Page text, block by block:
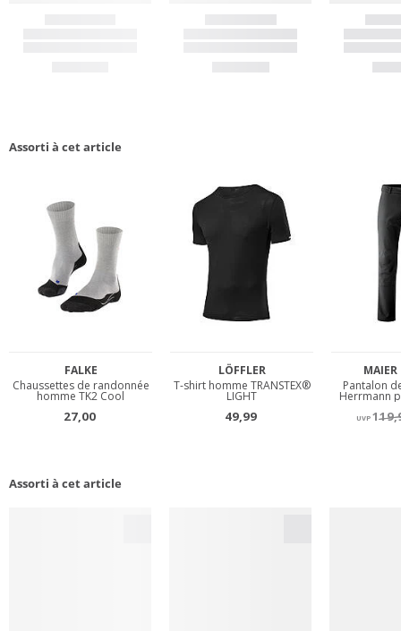
Assorti à cet article
Assorti à cet article